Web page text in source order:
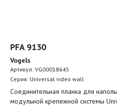
PFA 9130
Vogels
Артикул:VG00018645
Серия: Universal video wall
Соединительная планка для
модульной крепежной системы